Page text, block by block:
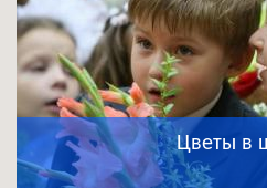
Цветы в